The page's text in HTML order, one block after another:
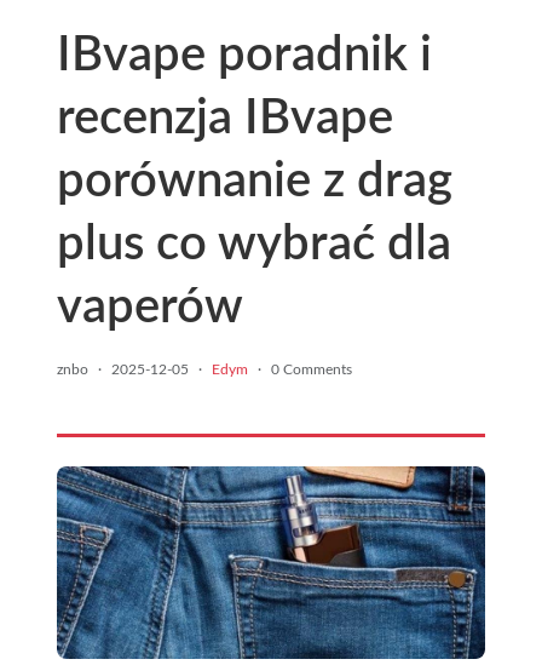
IBvape poradnik i
recenzja IBvape
porównanie z drag
plus co wybrać dla
vaperów
znbo · 2025-12-05 · Edym · 0 Comments